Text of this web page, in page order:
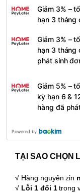
Giảm 3% –
hạn 3 tháng
Giảm 3% –
hạn 3 tháng
phát sinh
Giảm 5% –
kỳ hạn 6 &
hàng đã
Powered by
TẠI SAO CHỌN
√ Hàng nguyên zin
√ Lỗi 1 đổi 1trong